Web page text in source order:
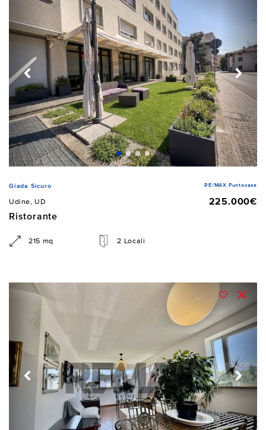
Giada Sicuro RE/MAX Puntocase
Udine, UD
225.000€
Ristorante
215 mq 2 Locali